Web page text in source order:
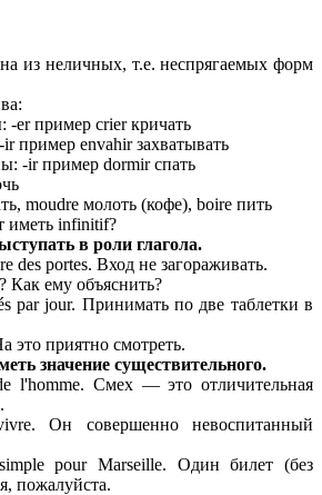
из неличных, т.е. неспрягаемых форм
-еr пример crier кричать
пример envahir захватывать
-ir пример dormir спать
moudre молоть (кофе), boire пить
иметь infinitif?
в роли глагола.
des portes. Вход не загораживать.
Как ему объяснить?
par jour. Принимать по две таблетки в
это приятно смотреть.
значение существительного.
l'homme. Смех — это отличительная
Он совершенно невоспитанный
pour Marseille. Один билет (без
пожалуйста.